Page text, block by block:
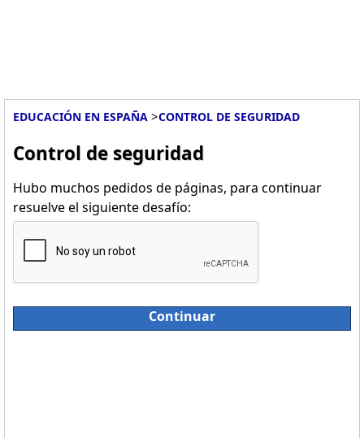
EDUCACIÓN EN ESPAÑA >CONTROL DE SEGURIDAD
Control de seguridad
Hubo muchos pedidos de páginas, para continuar
resuelve el siguiente desafío:
Continuar